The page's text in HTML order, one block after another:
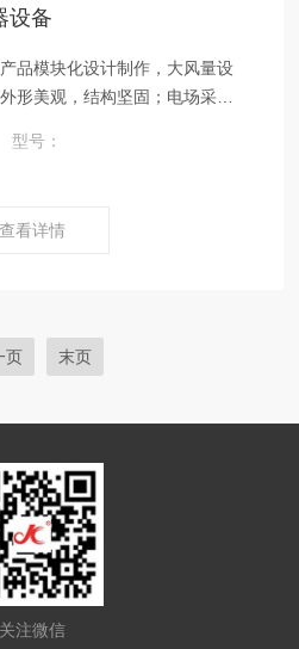
设备
品模块化设计制作，大风量设
形美观，结构坚固；电场采用
型号：
查看详情
页 末页
关注微信